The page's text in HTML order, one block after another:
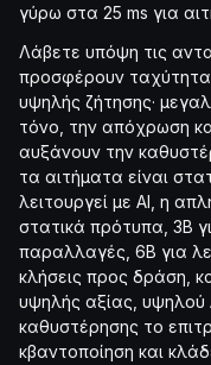
γύρω στα 25 ms για
Λάβετε υπόψη τις
προσφέρουν
υψηλής ζήτησης·
τόνο, την απόχρωση
αυξάνουν την
τα αιτήματα είναι
λειτουργεί με AI, η
στατικά πρότυπα, 3B
παραλλαγές, 6B για
κλήσεις προς δράση,
υψηλής αξίας, υψηλού
καθυστέρησης το
κβαντοποίηση και